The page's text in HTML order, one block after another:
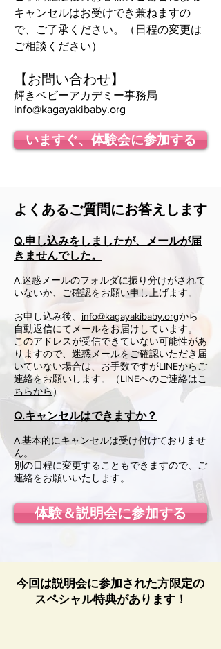
キャンセルはお受けでき兼ねますの
で、ご了承ください。（日程の変更は
ご相談ください）
【お問い合わせ】
輝きベビーアカデミー事務局
info@kagayakibaby.org
いますぐ、体験会に参加する
よくあるご質問にお答えします
Q.申し込みをしましたが、メールが届
きませんでした。
A.迷惑メールのフォルダに振り分けがされて
いないか、ご確認をお願い申し上げます。
お申し込み後、 info@kagayakibaby.orgから
自動返信にてメールをお届けしています。
このアドレスが受信できていない可能性があ
りますので、迷惑メールをご確認いただき届
いていない場合は、お手数ですがLINEからご
連絡をお願いします。（LINEへのご連絡はこ
ちらから ）
Q.キャンセルはできますか？
A.基本的にキャンセルは受け付けておりませ
ん。
別の日程に変更することもできますので、ご
連絡をお願いいたします。
体験＆説明会に参加する
今回は説明会に参加された方限定の
スペシャル特典があります！